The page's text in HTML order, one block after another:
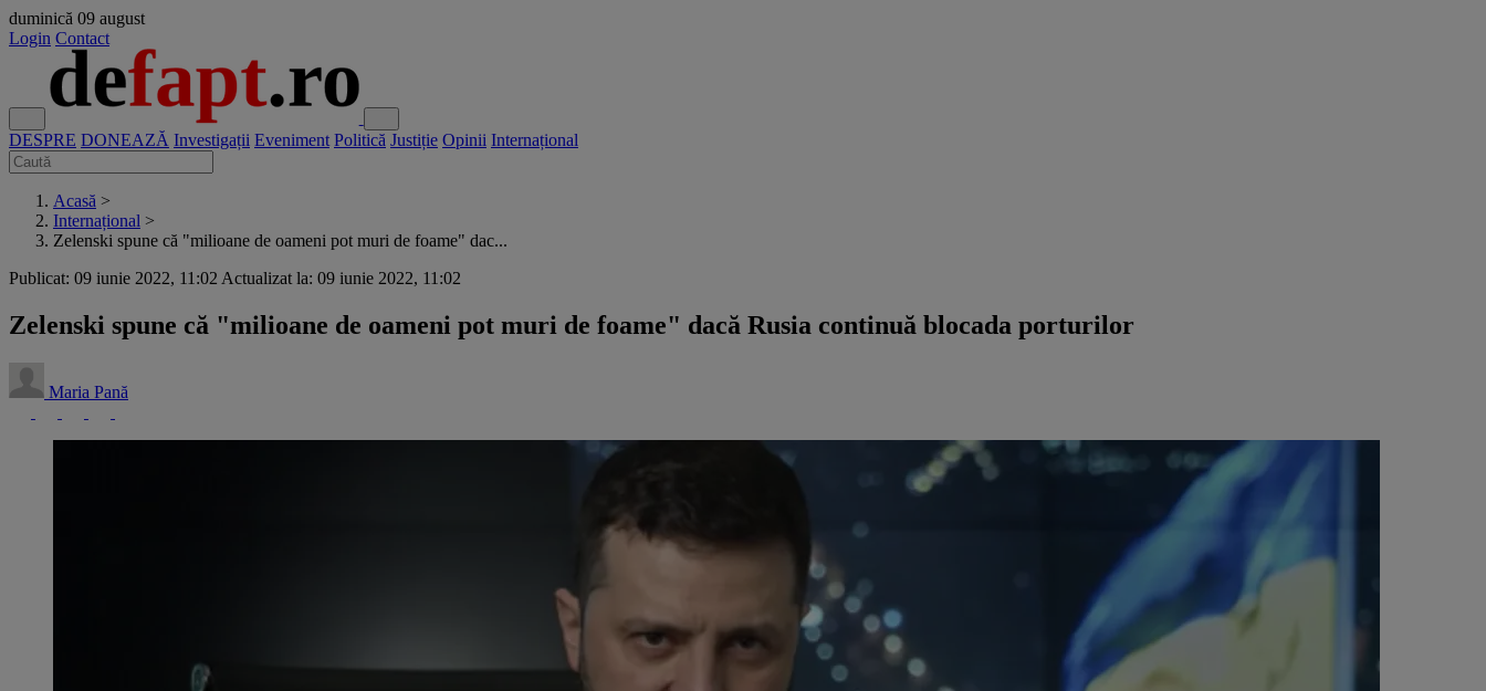
duminică 09 august
Login Contact
DESPRE DONEAZĂ Investigații Eveniment Politică Justiție Opinii Internațional
Acasă >
Internațional >
Zelenski spune că "milioane de oameni pot muri de foame" dac...
Publicat: 09 iunie 2022, 11:02 Actualizat la: 09 iunie 2022, 11:02
Zelenski spune că "milioane de oameni pot muri de foame" dacă Rusia continuă blocada porturilor
Maria Pană